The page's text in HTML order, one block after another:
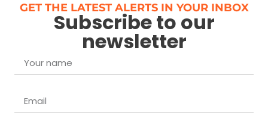
GET THE LATEST ALERTS IN YOUR INBOX
Subscribe to our
newsletter